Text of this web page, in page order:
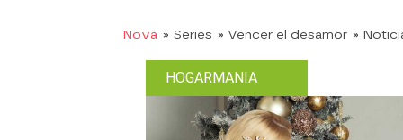
Nova » Series » Vencer el desamor »
HOGARMANIA